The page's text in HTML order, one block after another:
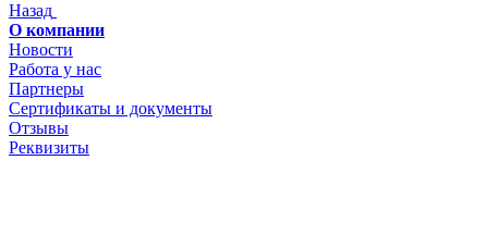
Назад
О компании
Новости
Работа у нас
Партнеры
Сертификаты и документы
Отзывы
Реквизиты